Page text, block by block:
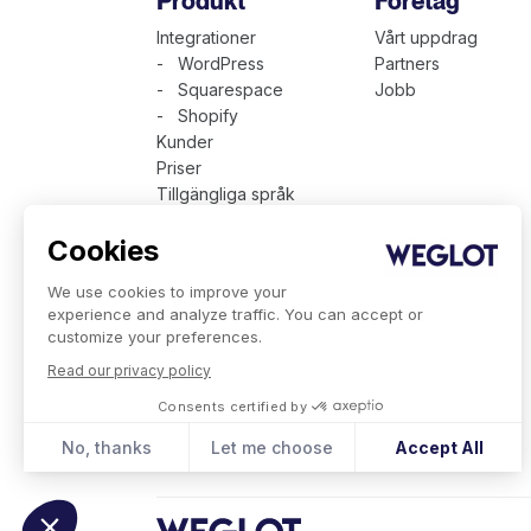
Cookies
We use cookies to improve your
experience and analyze traffic. You can accept or
customize your preferences.
Read our privacy policy
Consents certified by
No, thanks Let me choose
Accept All
Our platform empowers you to tailor and manage
Integrationer
- WordPress
- Squarespace
- Shopify
Kunder
Priser
Tillgängliga språk
Weglot för företag
Vårt uppdrag
Partners
Jobb